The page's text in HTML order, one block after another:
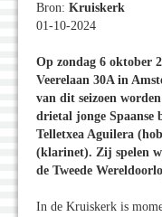
Bron: Kruiskerk
01-10-2024
Op zondag 6 oktober
Veerelaan 30A in
van dit seizoen
drietal jonge
Telletxea Aguilera
(klarinet). Zij spelen
de Tweede
In de Kruiskerk is